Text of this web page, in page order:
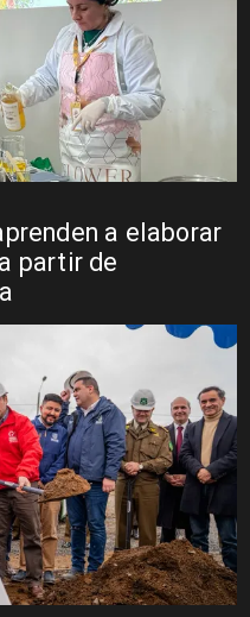
a elaborar
partir de